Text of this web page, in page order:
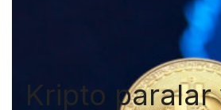
Kripto paralar